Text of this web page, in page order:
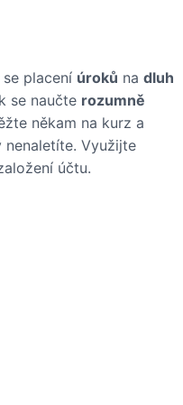
placení úroků na dluh
se naučte rozumně
někam na kurz a
nenaletíte. Využijte
účtu.